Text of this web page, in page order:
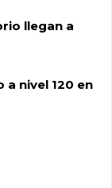
llegan a
a nivel 120 en